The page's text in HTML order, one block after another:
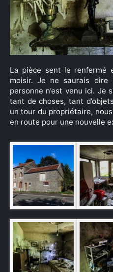
La pièce sent le renfermé
moisir. Je ne saurais dire
personne n’est venu ici. Je
tant de choses, tant
un tour du propriétaire,
en route pour une nouvelle